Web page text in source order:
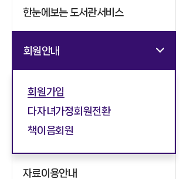
한눈에보는 도서관서비스
회원안내
회원가입
다자녀가정회원전환
책이음회원
자료이용안내